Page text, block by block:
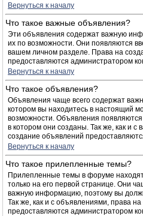
Вернуться к началу
Что такое важные объявления?
Эти объявления содержат важную
их по возможности. Они появляются
вашем личном разделе. Права на
предоставляются администратором
Вернуться к началу
Что такое объявления?
Объявления чаще всего содержат
котором вы находитесь в настоящий
возможности. Объявления
в котором они созданы. Так же, как и
создание объявлений
Вернуться к началу
Что такое прилепленные темы?
Прилепленные темы в форуме
только на его первой странице. Они
важную информацию, поэтому вы
Так же, как и с объявлениями, права
предоставляются администратором